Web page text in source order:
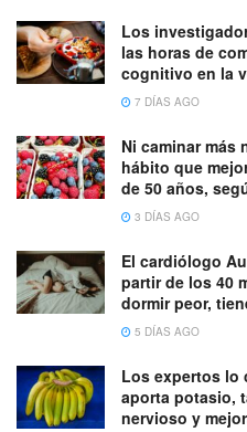
Los
las horas de
cognitivo en la
7 DÍAS AGO
Ni caminar más
hábito que
de 50 años,
3 DÍAS AGO
El cardiólogo
partir de los 40
dormir peor,
5 DÍAS AGO
Los expertos lo
aporta potasio,
nervioso y